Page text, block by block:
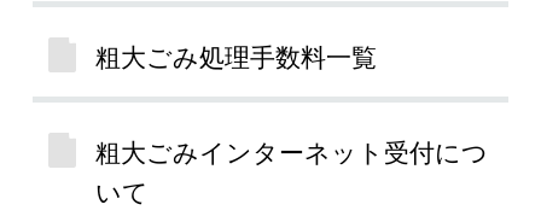
粗大ごみ処理手数料一覧
粗大ごみインターネット受付につ
いて